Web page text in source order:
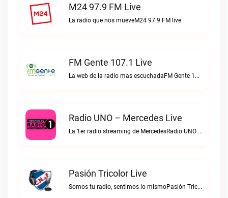
M24 97.9 FM Live
La radio que nos mueveM24 97.9 FM live
FM Gente 107.1 Live
La web de la radio mas escuchadaFM Gente 107.1 live
Radio UNO – Mercedes Live
La 1er radio streaming de MercedesRadio UNO – Mercedes live
Pasión Tricolor Live
Somos tu radio, sentimos lo mismoPasión Tricolor live